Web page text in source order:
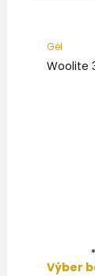
Gél
Woolite
Výber